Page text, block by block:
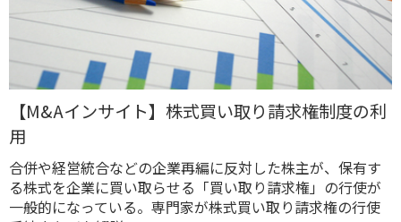
【M&Aインサイト】株式買い取り請求権制度の利
用
合併や経営統合などの企業再編に反対した株主が、保有す
る株式を企業に買い取らせる「買い取り請求権」の行使が
一般的になっている。専門家が株式買い取り請求権の行使